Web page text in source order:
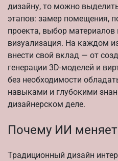
дизайну, то можно
этапов: замер помещения,
проекта, выбор
визуализация. На каждом
внести свой вклад — от
генерации 3D-моделей и
без необходимости
навыками и глубокими
дизайнерском деле.
Почему ИИ
Традиционный дизайн